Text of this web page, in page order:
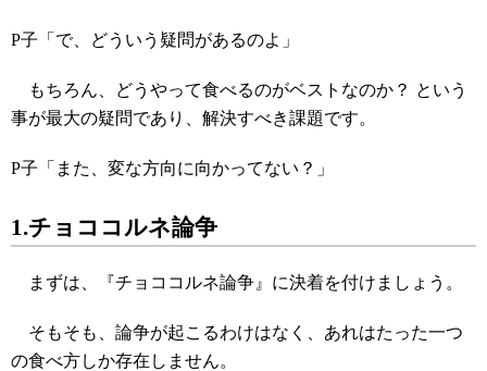
P子「で、どういう疑問があるのよ」
もちろん、どうやって食べるのがベストなのか？ という
事が最大の疑問であり、解決すべき課題です。
P子「また、変な方向に向かってない？」
1.チョココルネ論争
まずは、『チョココルネ論争』に決着を付けましょう。
そもそも、論争が起こるわけはなく、あれはたった一つ
の食べ方しか存在しません。